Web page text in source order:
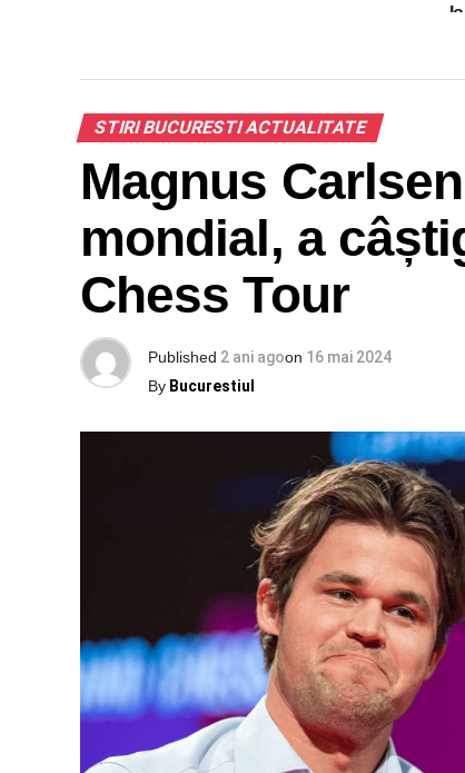
STIRI BUCURESTI ACTUALITATE
Magnus
mondial, a
Chess Tour
Published 2 ani agoon 16 mai 2024
By Bucurestiul